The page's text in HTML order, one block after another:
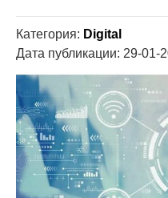
Категория: Digital
Дата публикации: 29-01-